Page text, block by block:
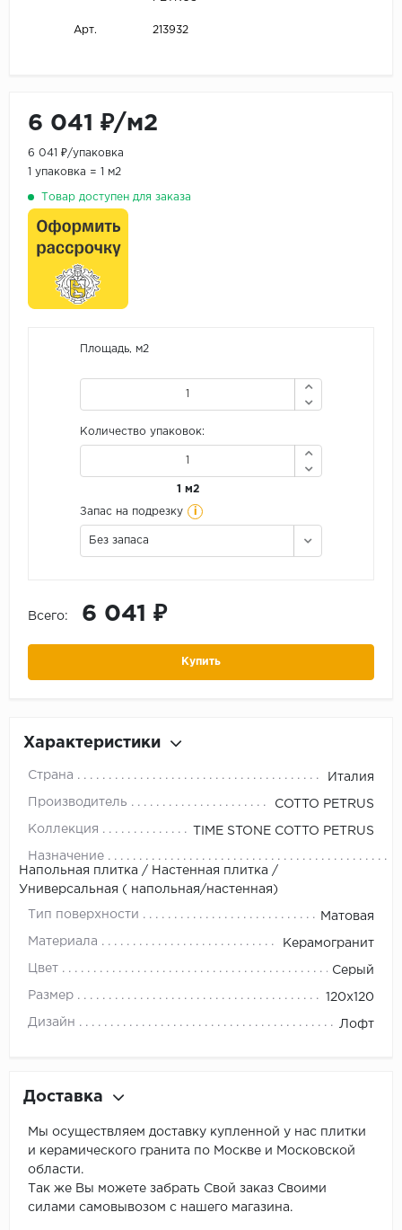
Арт. 213932
6 041 ₽/м2
6 041 ₽/упаковка
1 упаковка = 1 м2
Товар доступен для заказа
Площадь, м2
Количество упаковок:
1 м2
Запас на подрезку i
Без запаса
Всего: 6 041 ₽
Купить
Характеристики
Страна Италия
Производитель COTTO PETRUS
Коллекция TIME STONE COTTO PETRUS
Назначение
Напольная плитка / Настенная плитка /
Универсальная ( напольная/настенная)
Тип поверхности Матовая
Материала Керамогранит
Цвет Серый
Размер 120x120
Дизайн Лофт
Доставка
Мы осуществляем доставку купленной у нас плитки
и керамического гранита по Москве и Московской
области.
Так же Вы можете забрать Свой заказ Своими
силами самовывозом с нашего магазина.